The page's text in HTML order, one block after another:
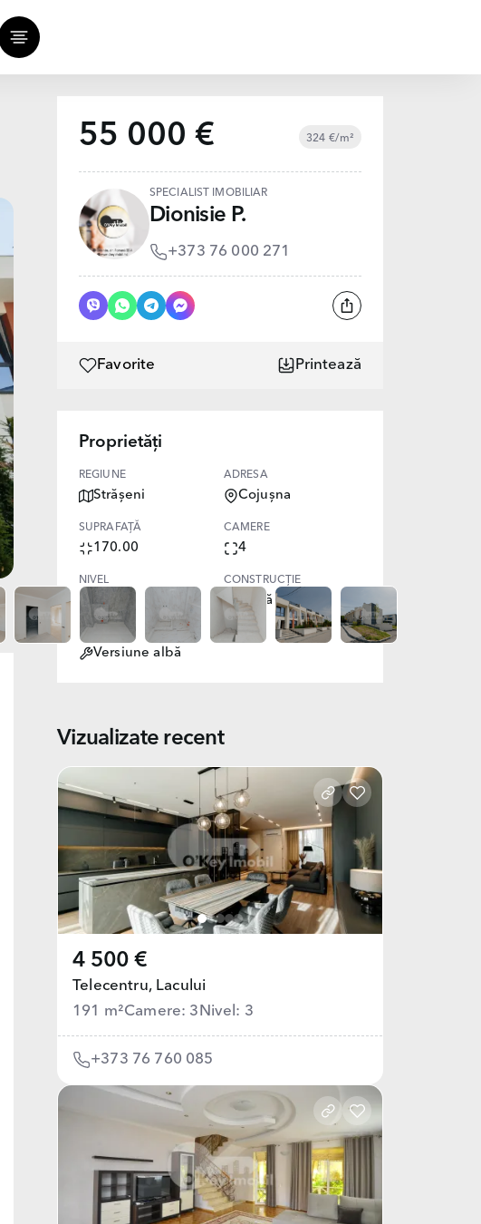
55 000 € 324 €/m²
SPECIALIST IMOBILIAR
Dionisie P.
+373 76 000 271
Favorite Printează
Proprietăți
REGIUNE
Strășeni
ADRESA
Cojușna
SUPRAFAȚĂ
170.00
CAMERE
4
NIVEL
2
CONSTRUCȚIE
Nouă
STARE
Versiune albă
Vizualizate recent
4 500 €
Telecentru,Lacului
191 m²Camere: 3 Nivel: 3
+373 76 760 085